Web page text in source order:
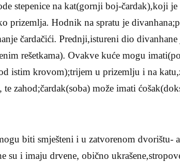
stepenice na kat(gornji boj-čardak),koji
prizemlja. Hodnik na spratu je
čardačići. Prednji,istureni dio
rešetkama). Ovakve kuće mogu
istim krovom);trijem u prizemlju i na
zahod;čardak(soba) može imati
biti smješteni i u zatvorenom dvorištu-
su i imaju drvene, obično